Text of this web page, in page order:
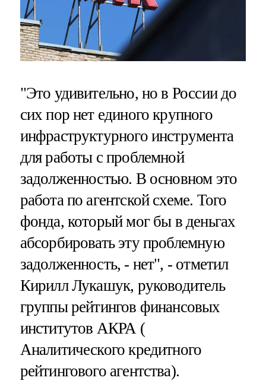
"Это удивительно, но в России до
сих пор нет единого крупного
инфраструктурного инструмента
для работы с проблемной
задолженностью. В основном это
работа по агентской схеме. Того
фонда, который мог бы в деньгах
абсорбировать эту проблемную
задолженность, - нет", - отметил
Кирилл Лукашук, руководитель
группы рейтингов финансовых
институтов АКРА (
Аналитического кредитного
рейтингового агентства).